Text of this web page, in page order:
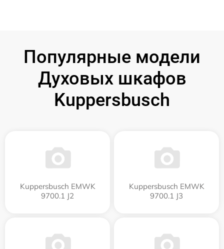
Популярные модели
Духовых шкафов
Kuppersbusch
Kuppersbusch EMWK
9700.1 J2
Kuppersbusch EMWK
9700.1 J3